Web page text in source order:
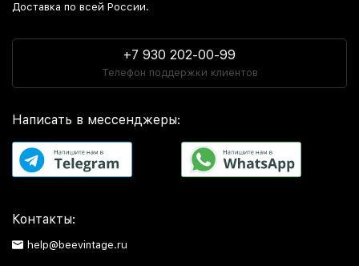
Доставка по всей России.
+7 930 202-00-99
Телефон поддержки клиентов
Написать в мессенджеры:
Контакты:
help@beevintage.ru